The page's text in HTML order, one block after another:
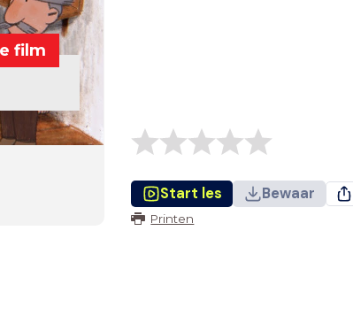
film
Start les Bewaar
Printen